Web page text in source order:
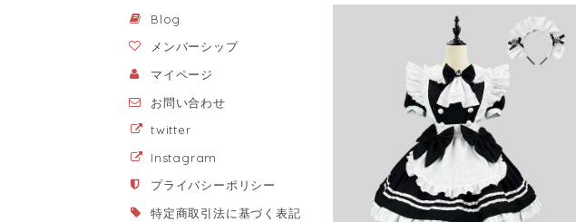
Blog
メンバーシップ
マイページ
お問い合わせ
twitter
Instagram
プライバシーポリシー
特定商取引法に基づく表記